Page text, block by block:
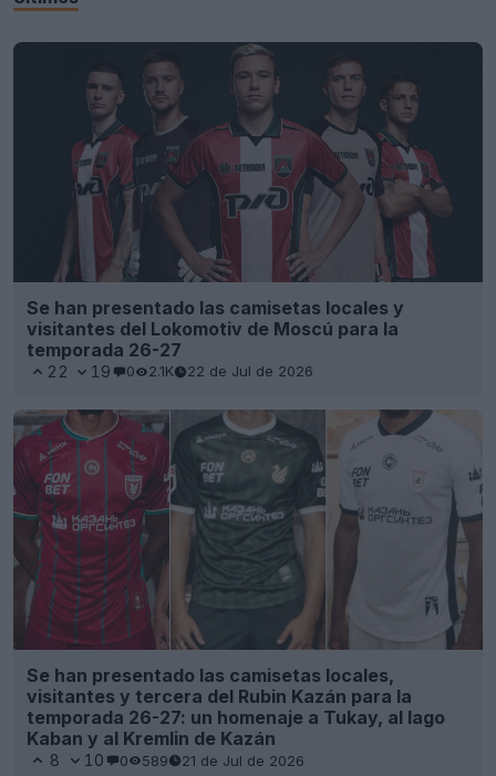
Se han presentado las camisetas locales y
visitantes del Lokomotiv de Moscú para la
temporada 26-27
22 19 0 2.1K 22 de Jul de 2026
Se han presentado las camisetas locales,
visitantes y tercera del Rubin Kazán para la
temporada 26-27: un homenaje a Tukay, al lago
Kaban y al Kremlin de Kazán
8 10 0 589 21 de Jul de 2026